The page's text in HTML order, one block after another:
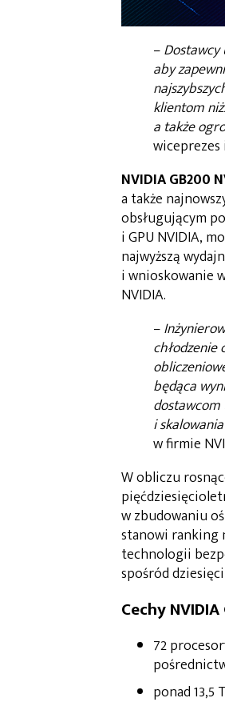
–
aby
klientom
a także
NVIDIA GB200
a także
obsługującym
i GPU NVIDIA,
najwyższą
i wnioskowanie
NVIDIA.
–
będąca
i
w firmie
W obliczu
w zbudowaniu
stanowi ranking
technologii
spośród
Cechy
72
ponad 13,5